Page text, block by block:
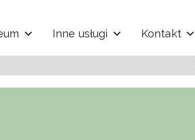
im. Jana
Inne usługi Kontakt